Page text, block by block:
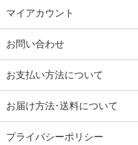
マイアカウント
お問い合わせ
お支払い方法について
お届け方法･送料について
プライバシーポリシー